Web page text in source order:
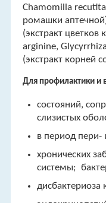
Chamomilla
ромашки
(экстракт цветков
arginine,
(экстракт корней
Для профилактики и
состояний,
слизистых
в период пери-
хронических
системы;
дисбактериоза